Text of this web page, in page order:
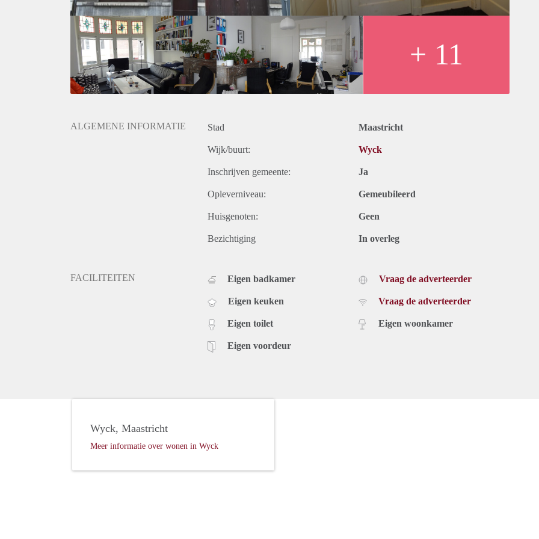
+ 11
ALGEMENE INFORMATIE Stad Maastricht
Wijk/buurt: Wyck
Inschrijven gemeente: Ja
Opleverniveau: Gemeubileerd
Huisgenoten: Geen
Bezichtiging In overleg
FACILITEITEN Eigen badkamer
Eigen keuken
Eigen toilet
Eigen voordeur
Vraag de adverteerder
Vraag de adverteerder
Eigen woonkamer
Wyck, Maastricht
Meer informatie over wonen in Wyck